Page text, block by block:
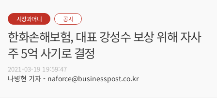
시장과머니 공시
한화손해보험, 대표 강성수 보상 위해 자사
주 5억 사기로 결정
2021-03-19 19:59:47
나병현 기자 - naforce@businesspost.co.kr